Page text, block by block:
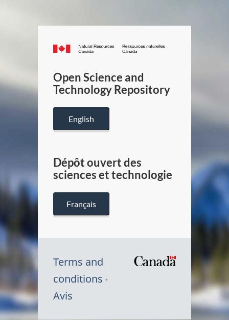
Canada.ca
/
Canada
Open Science and
Technology Repository
English
Dépôt ouvert des
sciences et technologie
Français
Terms and
conditions
Avis
Symbole